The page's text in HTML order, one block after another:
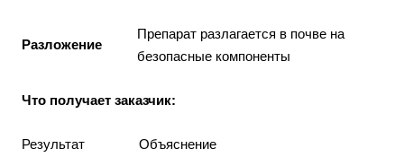
Разложение
Препарат разлагается в почве на
безопасные компоненты
Что получает заказчик:
Результат Объяснение